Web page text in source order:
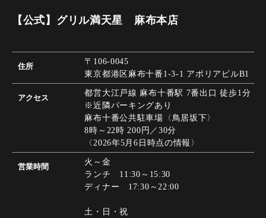
【公式】グリル満天星 麻布本店
住所
〒106-0045
東京都港区麻布十番1-3-1 アポリアビルB1
アクセス
都営大江戸線 麻布十番駅 7番出口 徒歩1分
※近隣パーキングあり
麻布十番公共駐車場〈鳥居坂下〉
8時～22時 200円／30分
〈2026年5月6日時点の情報〉
営業時間
火～金
ランチ 11:30～15:30
ディナー 17:30～22:00
土・日・祝